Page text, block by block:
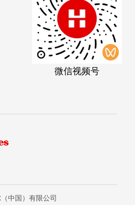
微信视频号
中国）有限公司